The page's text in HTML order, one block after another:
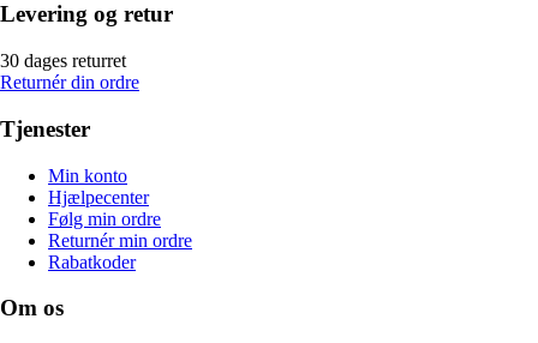
Levering og retur
30 dages returret
Returnér din ordre
Tjenester
Min konto
Hjælpecenter
Følg min ordre
Returnér min ordre
Rabatkoder
Om os